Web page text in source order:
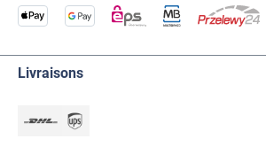
Livraisons